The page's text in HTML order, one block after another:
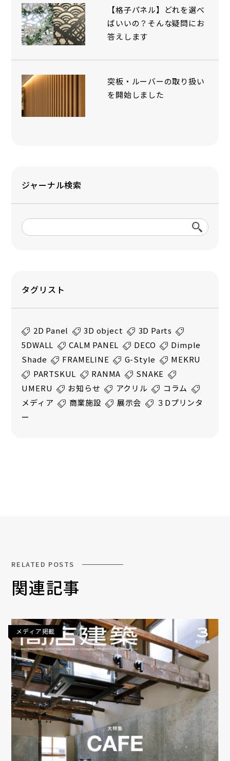
【格子パネル】どれを選べ
ばいいの？そんな疑問にお
答えします
突板・ルーバーの取り扱い
を開始しました
ジャーナル検索
タグリスト
2D Panel 3D object
3D Parts
5DWALL
CALM PANEL DECO
Dimple
Shade
FRAMELINE G-Style
MEKRU
PARTSKUL
RANMA
SNAKE
UMERU
お知らせ アクリル
コラム
メディア
商業施設 展示会
３Dプリンタ
ー
RELATED POSTS
関連記事
メディア掲載